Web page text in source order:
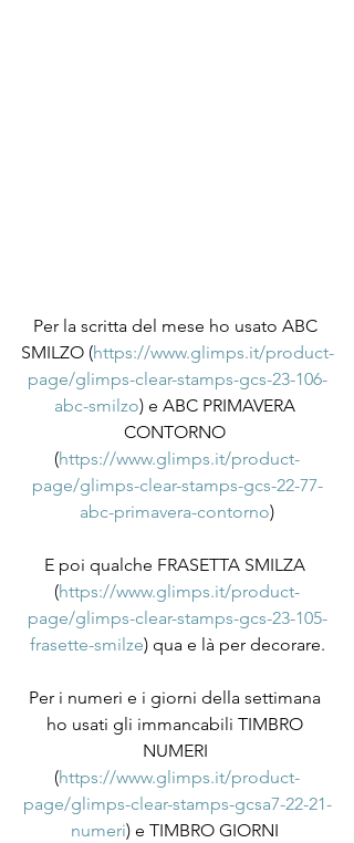
Per la scritta del mese ho usato ABC
SMILZO (https://www.glimps.it/product-
page/glimps-clear-stamps-gcs-23-106-
abc-smilzo) e ABC PRIMAVERA
CONTORNO
(https://www.glimps.it/product-
page/glimps-clear-stamps-gcs-22-77-
abc-primavera-contorno)
E poi qualche FRASETTA SMILZA
(https://www.glimps.it/product-
page/glimps-clear-stamps-gcs-23-105-
frasette-smilze) qua e là per decorare.
Per i numeri e i giorni della settimana
ho usati gli immancabili TIMBRO
NUMERI
(https://www.glimps.it/product-
page/glimps-clear-stamps-gcsa7-22-21-
numeri) e TIMBRO GIORNI